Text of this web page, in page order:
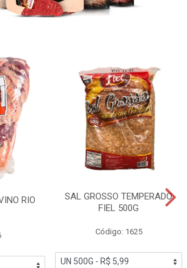
RIO
SAL GROSSO TEMPERADO
FIEL 500G
Código: 1625